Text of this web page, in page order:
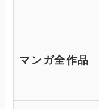
マンガ全作品